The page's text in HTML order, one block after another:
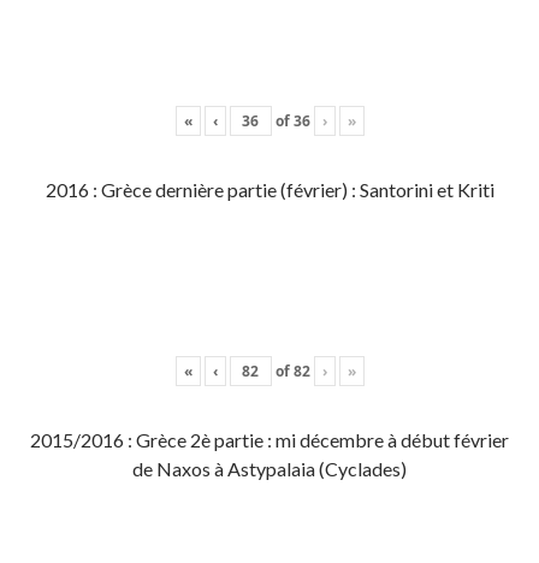
« ‹ of36 › »
2016 : Grèce dernière partie (février) : Santorini et Kriti
« ‹ of82 › »
2015/2016 : Grèce 2è partie : mi décembre à début février
de Naxos à Astypalaia (Cyclades)